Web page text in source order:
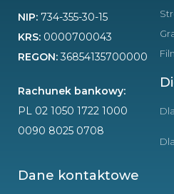
NIP: 734-355-30-15
KRS: 0000700043
REGON:36854135700000
Rachunek bankowy:
PL 02 1050 1722 1000
0090 8025 0708
Dane kontaktowe